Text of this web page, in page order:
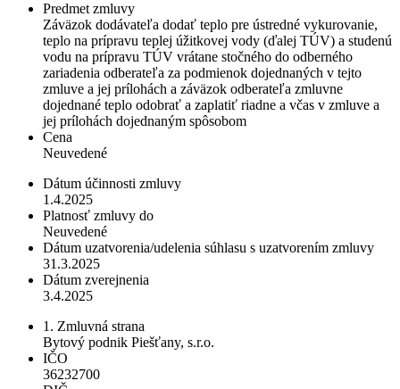
Predmet zmluvy
Záväzok dodávateľa dodať teplo pre ústredné vykurovanie,
teplo na prípravu teplej úžitkovej vody (ďalej TÚV) a studenú
vodu na prípravu TÚV vrátane stočného do odberného
zariadenia odberateľa za podmienok dojednaných v tejto
zmluve a jej prílohách a záväzok odberateľa zmluvne
dojednané teplo odobrať a zaplatiť riadne a včas v zmluve a
jej prílohách dojednaným spôsobom
Cena
Neuvedené
Dátum účinnosti zmluvy
1.4.2025
Platnosť zmluvy do
Neuvedené
Dátum uzatvorenia/udelenia súhlasu s uzatvorením zmluvy
31.3.2025
Dátum zverejnenia
3.4.2025
1. Zmluvná strana
Bytový podnik Piešťany, s.r.o.
IČO
36232700